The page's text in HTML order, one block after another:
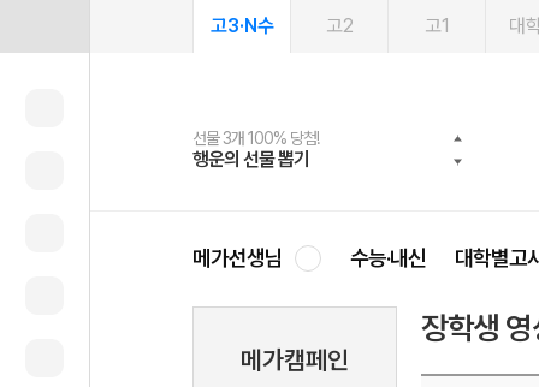
고3·N수 고2 고1 대
선물 3개 100% 당첨!
행운의 선물 뽑기
선물 100% 증정!
메가스터디 X 올리브
여름방학 스터디 캐시백
메가런 썸머스쿨
2027 러셀 단과
강사 공개선발
스마트러닝앱
설문 EVENT
메가패스
3일 무료 체험권
메가패스 수강생 무료혜택!
메가클럽 멤버십
사회공헌 캠페인
희망이룸 메가나눔
메가선생님 수능·내신 대학별고
메가캠페인
장학생